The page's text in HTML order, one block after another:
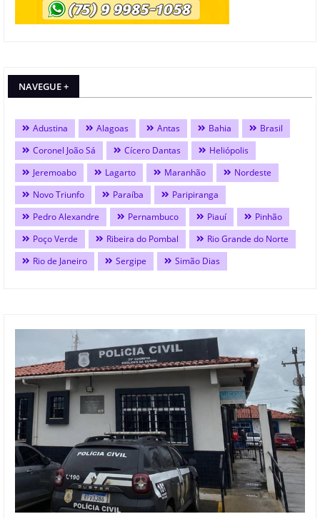
NAVEGUE +
Adustina Alagoas Antas Bahia
Brasil
Coronel João Sá
Cícero Dantas
Heliópolis
Jeremoabo
Lagarto Maranhão
Nordeste
Novo Triunfo
Paraíba
Paripiranga
Pedro Alexandre
Pernambuco Piauí
Pinhão
Poço Verde
Ribeira do Pombal
Rio Grande do Norte
Rio de Janeiro
Sergipe Simão Dias